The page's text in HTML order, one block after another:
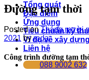
Tổng quát
Đặc điểm
Ứng dụng
Tiêu chuẩn kỹ
Ví dụ về xây dựng
Liên hệ
088 9002 632
Đường tạm thời
Posted on Tháng mười
2021 byroda
Công trình đường tạm